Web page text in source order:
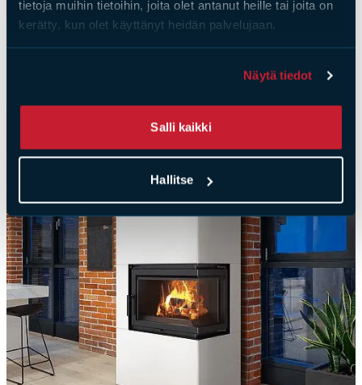
tietoja muihin tietoihin, joita olet antanut heille tai joita on
kerätty, kun olet käyttänyt heidän palvelujaan.
Näytä tiedot
Salli kaikki
Hallitse
Pres­ton 610/430